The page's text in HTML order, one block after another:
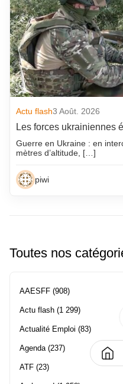
Actu flash3 Août. 2026
Les forces ukrainiennes
Guerre en Ukraine : en
mètres d’altitude, […]
piwi
Toutes nos
AAESFF (908)
Actu flash (1 299)
Actualité Emploi (83)
Agenda(237)
ATF (23)